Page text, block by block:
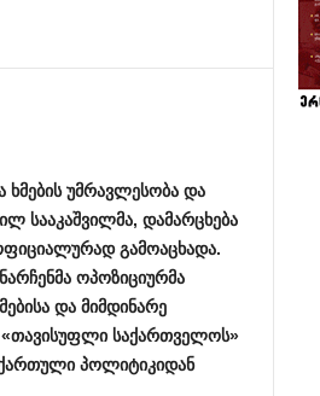
ხმების უმრავლესობა და
სააკაშვილმა, დამარცხება
გამოაცხადა.
ოპოზიციურმა
და მიმდინარე
თავისუფლი საქართველოს»
პოლიტიკიდან